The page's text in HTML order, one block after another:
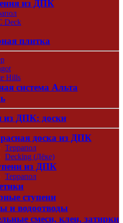
из ДПК
Deck
плитка
Hills
система Альта
из ДПК: доски
доска из ДПК
Террапол
Decking (Дёке)
из ДПК
Террапол
ступени
и водоотводы
смеси, клеи, затирки